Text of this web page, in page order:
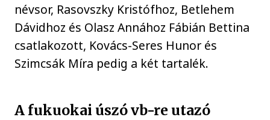
névsor, Rasovszky Kristófhoz, Betlehem
Dávidhoz és Olasz Annához Fábián Bettina
csatlakozott, Kovács-Seres Hunor és
Szimcsák Míra pedig a két tartalék.
A fukuokai úszó vb-re utazó